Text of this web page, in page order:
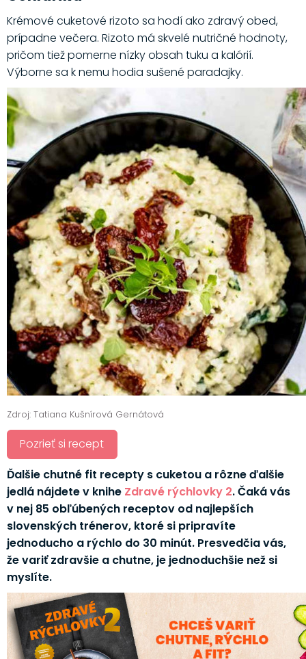
Krémové cuketové rizoto sa hodí ako zdravý obed,
prípadne večera. Rizoto má skvelé nutričné hodnoty,
pričom tiež pomerne nízky obsah tuku a kalórií.
Výborne sa k nemu hodia sušené paradajky.
Zdroj: Tatiana Kušnírová Gernátová
Pozrieť si recept
Ďalšie chutné fit recepty s cuketou a rôzne ďalšie
jedlá nájdete v knihe Zdravé rýchlovky 2. Čaká vás
v nej 85 obľúbených receptov od najlepších
slovenských trénerov, ktoré si pripravíte
jednoducho a rýchlo do 30 minút. Presvedčia vás,
že variť zdravšie a chutne, je jednoduchšie než si
myslíte.